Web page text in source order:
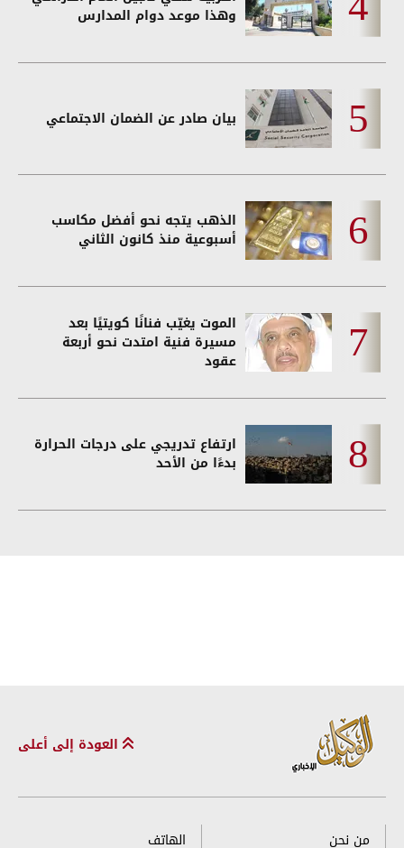
وهذا موعد دوام المدارس
بيان صادر عن الضمان الاجتماعي
الذهب يتجه نحو أفضل مكاسب
أسبوعية منذ كانون الثاني
الموت يغيّب فنانًا كويتيًا بعد
مسيرة فنية امتدت نحو أربعة
عقود
ارتفاع تدريجي على درجات الحرارة
بدءًا من الأحد
العودة إلى أعلى
من نحن الهاتف